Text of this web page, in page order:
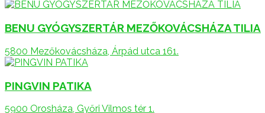
BENU GYÓGYSZERTÁR MEZŐKOVÁCSHÁZA TILIA
5800 Mezőkovácsháza, Árpád utca 161.
PINGVIN PATIKA
5900 Orosháza, Győri Vilmos tér 1.